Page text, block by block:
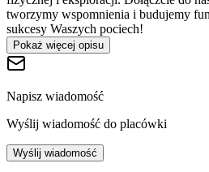
tworzymy wspomnienia i budujemy
sukcesy Waszych pociech!
Pokaż więcej opisu
Napisz wiadomość
Wyślij wiadomość do placówki
Wyślij wiadomość